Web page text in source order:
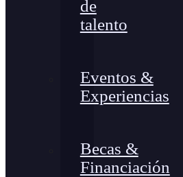
de
talento
Eventos &
Experiencias
Becas &
Financiación